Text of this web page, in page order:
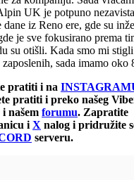
UK je potpuno
dane iz Reno ere, gde su
je sve fokusirano prema
su otišli. Kada smo mi
sada imamo oko
pratiti i na
pratiti i preko našeg
našem forumu. Zapratite
i X nalog i pridružite
serveru.